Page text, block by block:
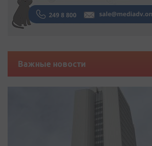
Важные новости